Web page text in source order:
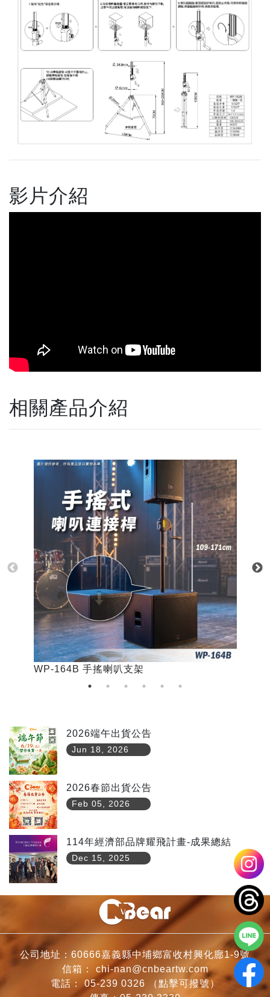
影片介紹
相關產品介紹
WP-164B 手搖喇叭支架
2026端午出貨公告
Jun 18, 2026
2026春節出貨公告
Feb 05, 2026
114年經濟部品牌耀飛計畫-成果總結
Dec 15, 2025
公司地址：60666嘉義縣中埔鄉富收村興化廍1-9號
信箱： chi-nan@cnbeartw.com
電話：05-239 0326
（點擊可撥號）